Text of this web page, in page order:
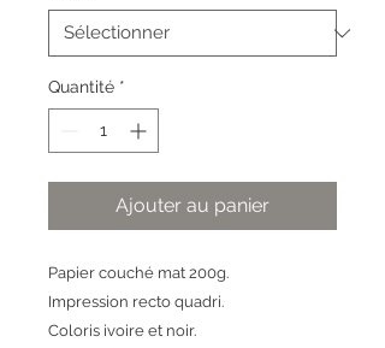
Quantité *
Ajouter au panier
Papier couché mat 200g.
Impression recto quadri.
Coloris ivoire et noir.